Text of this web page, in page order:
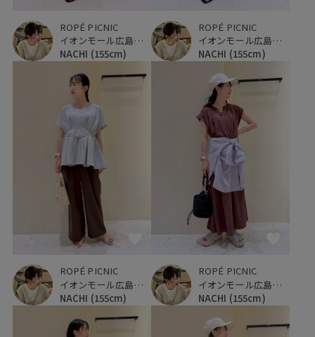
ROPÉ PICNIC
イオンモール広島府中
NACHI (155cm)
ROPÉ PICNIC
イオンモール広島府中
NACHI (155cm)
ROPÉ PICNIC
イオンモール広島府中
NACHI (155cm)
ROPÉ PICNIC
イオンモール広島府中
NACHI (155cm)